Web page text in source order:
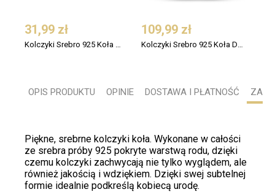
31,99 zł 109,99 zł
OPIS PRODUKTU OPINIE DOSTAWA I PŁATNOŚĆ
Piękne, srebrne kolczyki koła. Wykonane w całości
ze srebra próby 925 pokryte warstwą rodu, dzięki
czemu kolczyki zachwycają nie tylko wyglądem, ale
również jakością i wdziękiem. Dzięki swej subtelnej
formie idealnie podkreślą kobiecą urodę.